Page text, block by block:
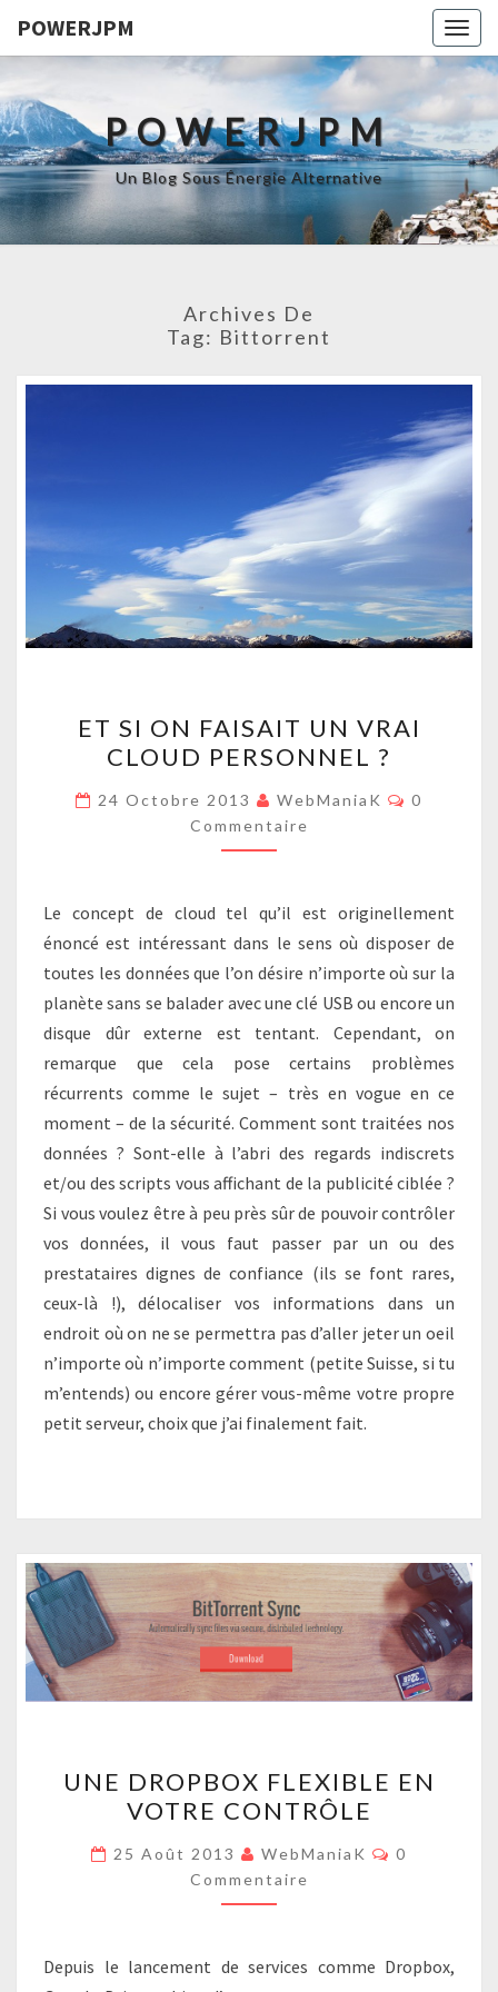
POWERJPM
POWERJPM
Un Blog Sous Énergie Alternative
Archives De
Tag: Bittorrent
SI
ON
FAISAIT
UN
VRAI
PERSONNEL
?
ET SI ON FAISAIT UN VRAI
CLOUD PERSONNEL ?
24 Octobre 2013 WebManiaK
0
Commentaire
Le concept de cloud tel qu’il est originellement
énoncé est intéressant dans le sens où disposer de
toutes les données que l’on désire n’importe où sur la
planète sans se balader avec une clé USB ou encore un
disque dûr externe est tentant. Cependant, on
remarque que cela pose certains problèmes
récurrents comme le sujet – très en vogue en ce
moment – de la sécurité. Comment sont traitées nos
données ? Sont-elle à l’abri des regards indiscrets
et/ou des scripts vous affichant de la publicité ciblée ?
Si vous voulez être à peu près sûr de pouvoir contrôler
vos données, il vous faut passer par un ou des
prestataires dignes de confiance (ils se font rares,
ceux-là !), délocaliser vos informations dans un
endroit où on ne se permettra pas d’aller jeter un oeil
n’importe où n’importe comment (petite Suisse, si tu
m’entends) ou encore gérer vous-même votre propre
petit serveur, choix que j’ai finalement fait.
DROPBOX
FLEXIBLE
EN
VOTRE
CONTRÔLE
UNE DROPBOX FLEXIBLE EN
VOTRE CONTRÔLE
25 Août 2013 WebManiaK
0
Commentaire
Depuis le lancement de services comme Dropbox,